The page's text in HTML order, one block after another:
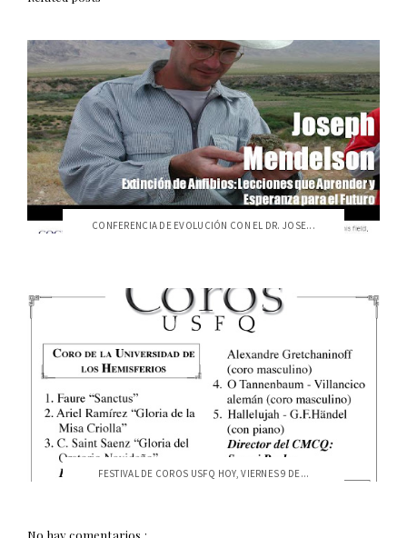
CONFERENCIA DE EVOLUCIÓN CON EL DR. JOSE...
FESTIVAL DE COROS USFQ HOY, VIERNES 9 DE...